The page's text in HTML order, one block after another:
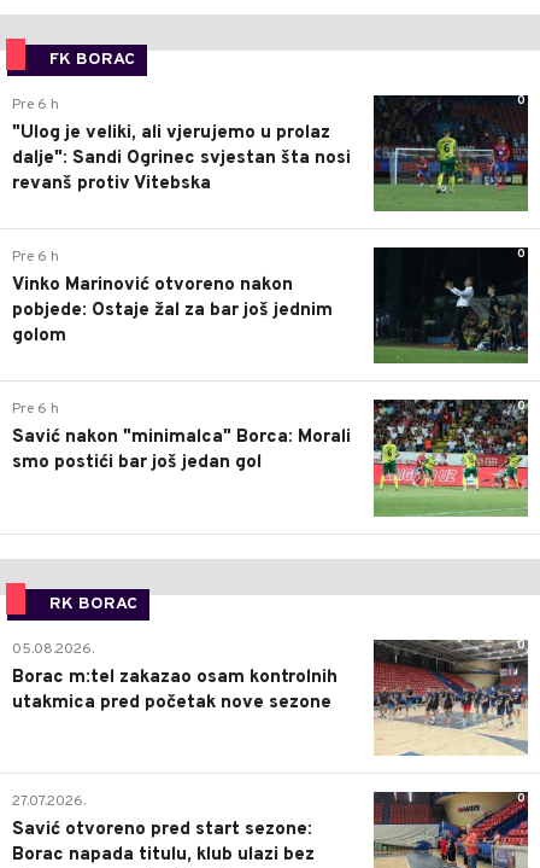
FK BORAC
0
Pre 6 h
"Ulog je veliki, ali vjerujemo u prolaz
dalje": Sandi Ogrinec svjestan šta nosi
revanš protiv Vitebska
0
Pre 6 h
Vinko Marinović otvoreno nakon
pobjede: Ostaje žal za bar još jednim
golom
0
Pre 6 h
Savić nakon "minimalca" Borca: Morali
smo postići bar još jedan gol
RK BORAC
0
05.08.2026.
Borac m:tel zakazao osam kontrolnih
utakmica pred početak nove sezone
0
27.07.2026.
Savić otvoreno pred start sezone:
Borac napada titulu, klub ulazi bez